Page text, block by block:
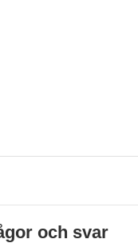
och svar